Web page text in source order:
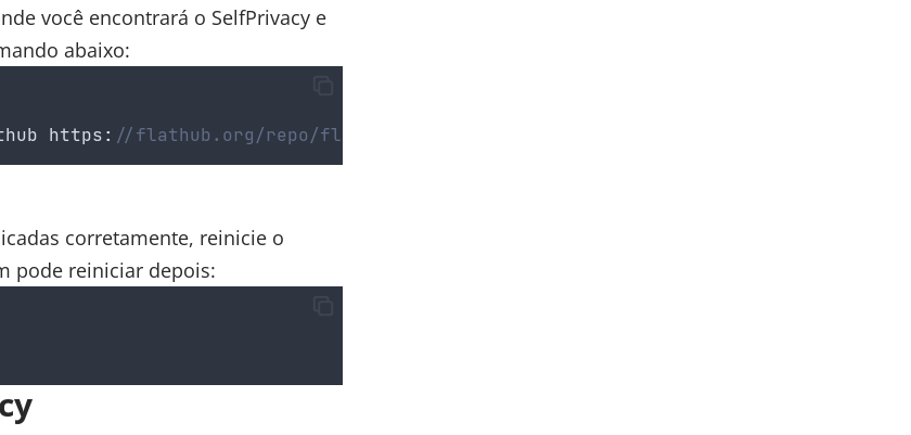
você encontrará o SelfPrivacy e
abaixo:
https: //flathub.org/repo/flathub.flatpakrepo
corretamente, reinicie o
pode reiniciar depois: